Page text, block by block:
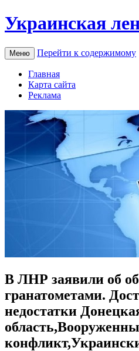
Украинская
Меню Перейти к содержимому
Главная
Карта сайта
Реклама
В ЛНР заявили об
гранатометами.
недостатки